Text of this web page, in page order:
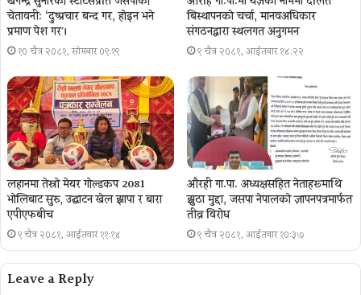
चेतावनी: ‘दुष्प्रचार बन्द गर, होइन भने
प्रमाण पेश गर´।
१० चैत्र २०८१, सोमबार ०९:१९
बिस्थापनकाे चर्चा, मानवअधिकार
संगठनद्वारा स्थलगत अनुगमन
९ चैत्र २०८१, आईतवार १४:२२
लहानमा तेस्रो मेयर गोल्डकप 2081
भोलिबाट सुरु, उद्घाटन खेल झापा र बारा
एपीएफबीच
९ चैत्र २०८१, आईतवार ११:१४
औरही गा.पा. अध्यक्षसहित नेताहरूमाथि
झुठा मुद्दा, जसपा नेपालको ज्ञापनपत्रमार्फत
तीव्र विरोध
९ चैत्र २०८१, आईतवार १०:३७
Leave a Reply